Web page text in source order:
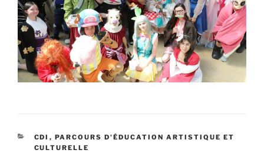
CATÉGORIES
CDI , PARCOURS D'ÉDUCATION ARTISTIQUE ET
CULTURELLE